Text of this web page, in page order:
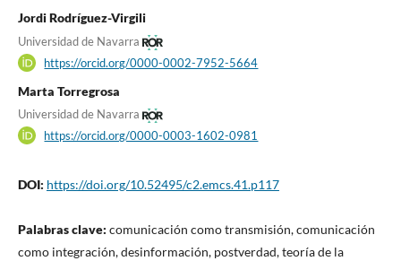
Jordi Rodríguez-Virgili
Universidad de Navarra
https://orcid.org/0000-0002-7952-5664
Marta Torregrosa
Universidad de Navarra
https://orcid.org/0000-0003-1602-0981
DOI: https://doi.org/10.52495/c2.emcs.41.p117
Palabras clave: comunicación como transmisión, comunicación
como integración, desinformación, postverdad, teoría de la